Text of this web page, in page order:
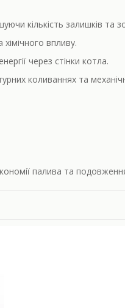
кількість залишків та
впливу.
через стінки котла.
коливаннях та
палива та